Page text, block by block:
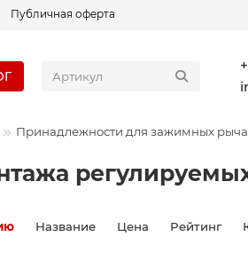
Публичная оферта
Принадлежности для зажимных
Название Цена Рейтинг